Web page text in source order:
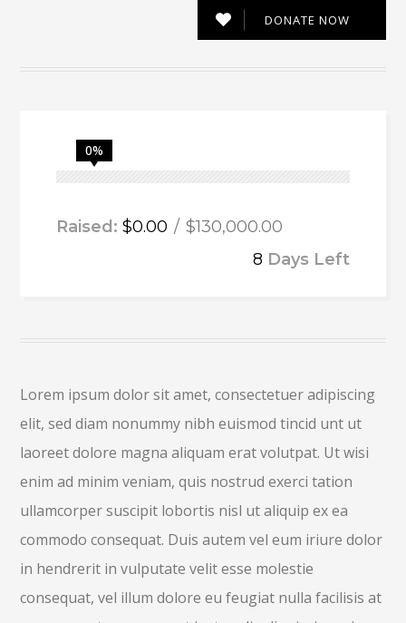
DONATE NOW
0%
Raised:$0.00
$130,000.00
8 Days Left
Lorem ipsum dolor sit amet, consectetuer adipiscing
elit, sed diam nonummy nibh euismod tincid unt ut
laoreet dolore magna aliquam erat volutpat. Ut wisi
enim ad minim veniam, quis nostrud exerci tation
ullamcorper suscipit lobortis nisl ut aliquip ex ea
commodo consequat. Duis autem vel eum iriure dolor
in hendrerit in vulputate velit esse molestie
consequat, vel illum dolore eu feugiat nulla facilisis at